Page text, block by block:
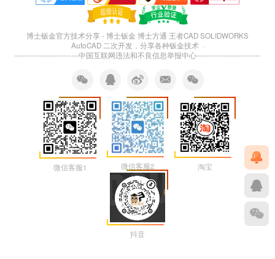
博士钣金官方技术分享 - 博士钣金 博士方通 王者CAD SOLIDWORKS
AutoCAD 二次开发，分享各种钣金技术 ·
--------------------------中国互联网违法和不良信息举报中心--------------------------
微信客服1 微信客服2 淘宝
抖音